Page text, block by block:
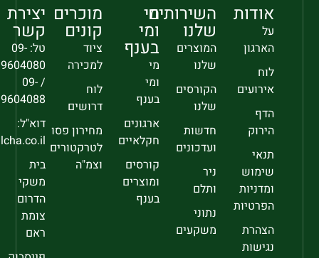
אודות
הפרטיות
השירותים
המוצרים
הקורסים
חדשות
ועדכונים
ניר
ותלם
נתוני
משקעים
מי
ומי
בענף
מי
ומי
בענף
ארגונים
חקלאיים
ומוצרים
מוכרים
קונים
ציוד
דרושים
מחירון פסו
לטרקטורים
וצמ"ה
יצירת
קשר
9604080
9604088
דוא"ל:
sec@falcha.co.il
בית